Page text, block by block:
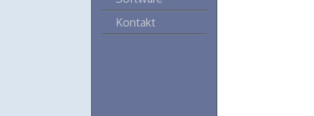
Kontakt